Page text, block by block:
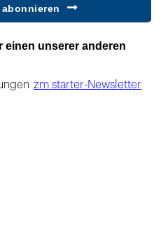
einen unserer anderen
zm starter-Newsletter